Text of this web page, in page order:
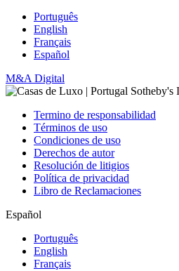
Português
English
Français
Español
M&A Digital
Termino de responsabilidad
Términos de uso
Condiciones de uso
Derechos de autor
Resolución de litigios
Política de privacidad
Libro de Reclamaciones
Español
Português
English
Français